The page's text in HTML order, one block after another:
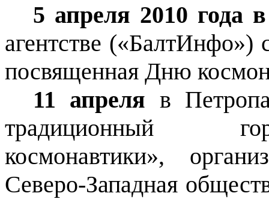
5 апреля 2010 года
агентстве («БалтИнфо»)
посвященная Дню
11 апреля в
традиционный
космонавтики»,
Северо-Западная